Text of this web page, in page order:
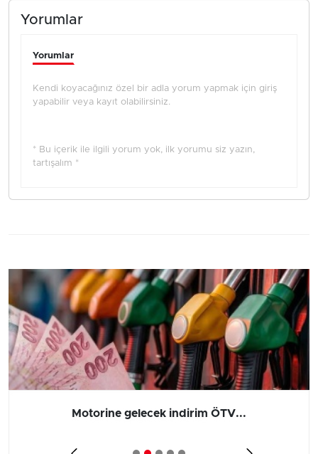
Yorumlar
Yorumlar
Kendi koyacağınız özel bir adla yorum yapmak için giriş
yapabilir veya kayıt olabilirsiniz.
* Bu içerik ile ilgili yorum yok, ilk yorumu siz yazın,
tartışalım *
Motorine gelecek indirim ÖTV...